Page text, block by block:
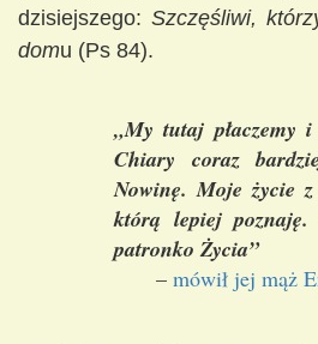
dzisiejszego: Szczęśliwi,
domu (Ps 84).
„My tutaj płaczemy
Chiary coraz
Nowinę. Moje życie
którą lepiej
patronko Życia”
– mówił jej mąż